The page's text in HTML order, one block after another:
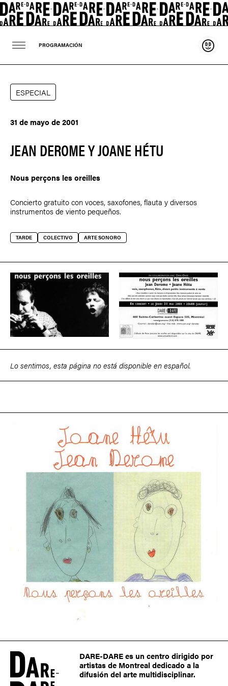
PROGRAMACIÓN
ESPECIAL
31 de mayo de 2001
JEAN DEROME Y JOANE HÉTU
Nous perçons les oreilles
Concierto gratuito con voces, saxofones, flauta y diversos
instrumentos de viento pequeños.
TARDE COLECTIVO ARTE SONORO
Lo sentimos, esta página no está disponible en español.
DARE-DARE es un centro dirigido por
artistas de Montreal dedicado a la
difusión del arte multidisciplinar.